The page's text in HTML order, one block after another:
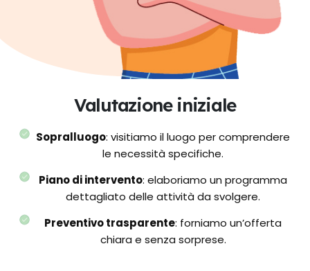
Valutazione iniziale
Sopralluogo: visitiamo il luogo per comprendere
le necessità specifiche.
Piano di intervento: elaboriamo un programma
dettagliato delle attività da svolgere.
Preventivo trasparente: forniamo un’offerta
chiara e senza sorprese.